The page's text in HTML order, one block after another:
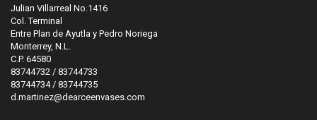
Julian Villarreal No.1416
Col. Terminal
Entre Plan de Ayutla y Pedro Noriega
Monterrey, N.L.
C.P. 64580
83744732 / 83744733
83744734 / 83744735
d.martinez@dearceenvases.com